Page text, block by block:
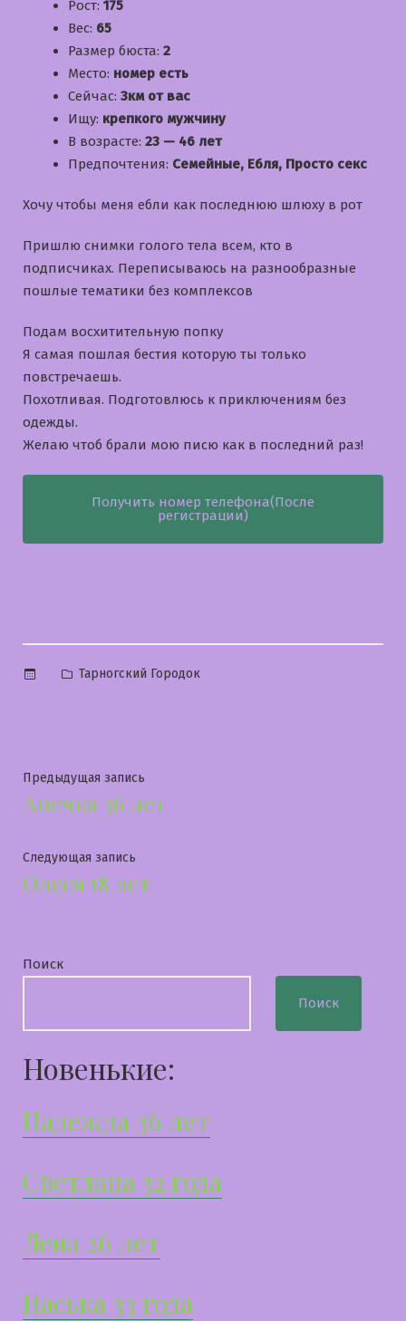
Рост: 175
Вес: 65
Размер бюста: 2
Место: номер есть
Сейчас: 3км от вас
Ищу: крепкого мужчину
В возрасте: 23 — 46 лет
Предпочтения: Семейные, Ебля, Просто секс
Хочу чтобы меня ебли как последнюю шлюху в рот
Пришлю снимки голого тела всем, кто в
подписчиках. Переписываюсь на разнообразные
пошлые тематики без комплексов
Подам восхитительную попку
Я самая пошлая бестия которую ты только
повстречаешь.
Похотливая. Подготовлюсь к приключениям без
одежды.
Желаю чтоб брали мою писю как в последний раз!
Получить номер телефона(После
регистрации)
Опубликовано
Тарногский Городок
Навигация
по
записям
Предыдущая запись
запись:
Анечка 36 лет
Следующая запись
запись:
Олеся 18 лет
Поиск
Поиск
Новенькие:
Надежда 36 лет
Светлана 32 года
Лена 26 лет
Наська 33 года